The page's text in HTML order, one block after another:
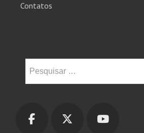
Contatos
por: